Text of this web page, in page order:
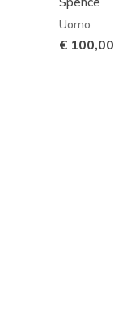
Uomo
€ 100,00